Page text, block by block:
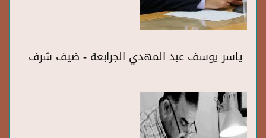
ياسر يوسف عبد المهدي الجرابعة - ضيف شرف